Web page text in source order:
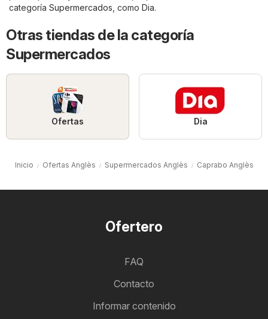
categoría Supermercados , como Dia.
Otras tiendas de la categoría
Supermercados
Ofertas Dia
Inicio Ofertas Anglès Supermercados Anglès Caprabo Anglès
Ofertero
FAQ
Contacto
Informar contenido